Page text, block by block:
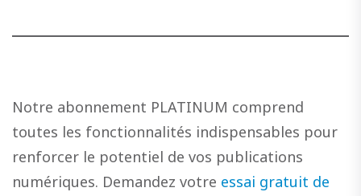
Notre abonnement PLATINUM comprend
toutes les fonctionnalités indispensables pour
renforcer le potentiel de vos publications
numériques. Demandez votre essai gratuit de